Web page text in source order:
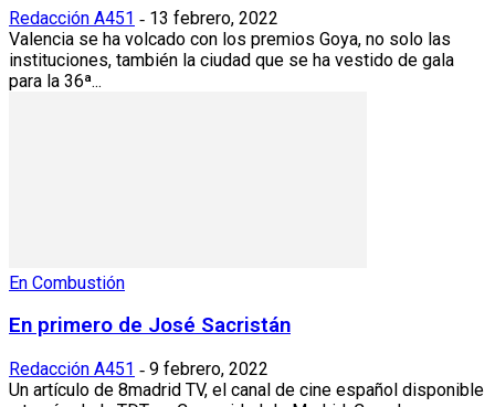
Redacción A451 - 13 febrero, 2022
Valencia se ha volcado con los premios Goya, no solo las
instituciones, también la ciudad que se ha vestido de gala
para la 36ª...
En Combustión
En primero de José Sacristán
Redacción A451 - 9 febrero, 2022
Un artículo de 8madrid TV, el canal de cine español disponible